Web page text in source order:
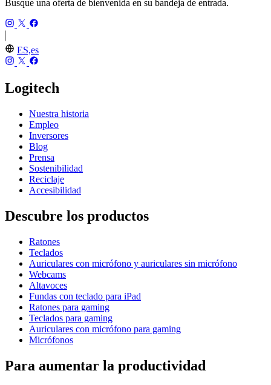
Busque una oferta de bienvenida en su bandeja de entrada.
ES,es
Logitech
Nuestra historia
Empleo
Inversores
Blog
Prensa
Sostenibilidad
Reciclaje
Accesibilidad
Descubre los productos
Ratones
Teclados
Auriculares con micrófono y auriculares sin micrófono
Webcams
Altavoces
Fundas con teclado para iPad
Ratones para gaming
Teclados para gaming
Auriculares con micrófono para gaming
Micrófonos
Para aumentar la productividad